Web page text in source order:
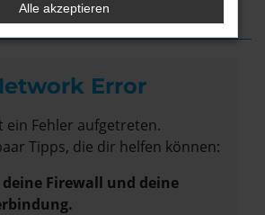
Stuhr
Error
ein Fehler aufgetreten.
Tipps, die dir helfen können:
Firewall und deine
Alle akzeptieren